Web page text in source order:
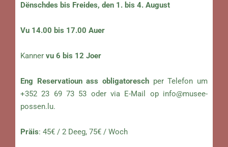
Dënschdes bis Freides, den 1. bis 4. August
Vu 14.00 bis 17.00 Auer
Kanner vu 6 bis 12 Joer
Eng Reservatioun ass obligatoresch per Telefon um
+352 23 69 73 53 oder via E-Mail op info@musee-
possen.lu.
Präis: 45€ / 2 Deeg, 75€ / Woch